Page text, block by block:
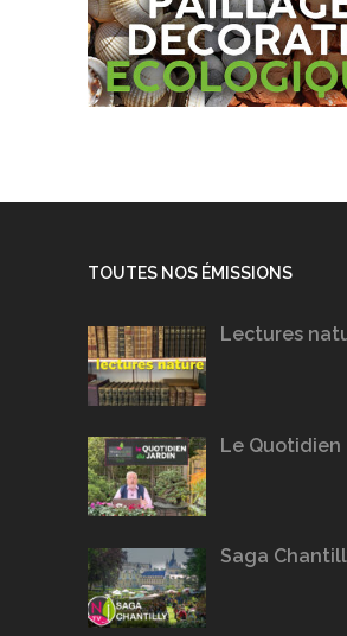
TOUTES NOS ÉMISSIONS
Lectures
Le Quotidien
Saga